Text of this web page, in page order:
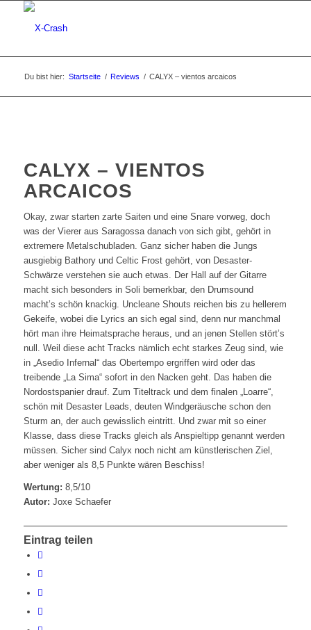
Du bist hier: Startseite / Reviews / CALYX – vientos arcaicos
CALYX – VIENTOS
ARCAICOS
Okay, zwar starten zarte Saiten und eine Snare vorweg, doch
was der Vierer aus Saragossa danach von sich gibt, gehört in
extremere Metalschubladen. Ganz sicher haben die Jungs
ausgiebig Bathory und Celtic Frost gehört, von Desaster-
Schwärze verstehen sie auch etwas. Der Hall auf der Gitarre
macht sich besonders in Soli bemerkbar, den Drumsound
macht’s schön knackig. Uncleane Shouts reichen bis zu hellerem
Gekeife, wobei die Lyrics an sich egal sind, denn nur manchmal
hört man ihre Heimatsprache heraus, und an jenen Stellen stört’s
null. Weil diese acht Tracks nämlich echt starkes Zeug sind, wie
in „Asedio Infernal“ das Obertempo ergriffen wird oder das
treibende „La Sima“ sofort in den Nacken geht. Das haben die
Nordostspanier drauf. Zum Titeltrack und dem finalen „Loarre“,
schön mit Desaster Leads, deuten Windgeräusche schon den
Sturm an, der auch gewisslich eintritt. Und zwar mit so einer
Klasse, dass diese Tracks gleich als Anspieltipp genannt werden
müssen. Sicher sind Calyx noch nicht am künstlerischen Ziel,
aber weniger als 8,5 Punkte wären Beschiss!
Wertung: 8,5/10
Autor: Joxe Schaefer
Eintrag teilen